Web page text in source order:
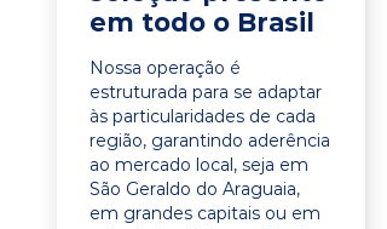
em todo o Brasil
Nossa operação é
estruturada para se adaptar
às particularidades de cada
região, garantindo aderência
ao mercado local, seja em
São Geraldo do Araguaia,
em grandes capitais ou em